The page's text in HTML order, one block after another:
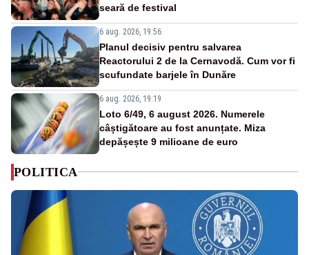
seară de festival
6 aug. 2026, 19:56
Planul decisiv pentru salvarea
Reactorului 2 de la Cernavodă. Cum vor fi
scufundate barjele în Dunăre
6 aug. 2026, 19:19
Loto 6/49, 6 august 2026. Numerele
câștigătoare au fost anunțate. Miza
depășește 9 milioane de euro
POLITICA